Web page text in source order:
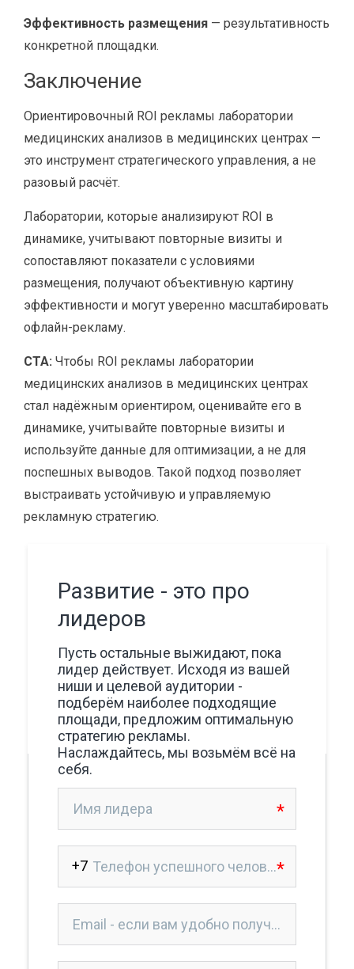
Эффективность размещения — результативность
конкретной площадки.
Заключение
Ориентировочный ROI рекламы лаборатории
медицинских анализов в медицинских центрах —
это инструмент стратегического управления, а не
разовый расчёт.
Лаборатории, которые анализируют ROI в
динамике, учитывают повторные визиты и
сопоставляют показатели с условиями
размещения, получают объективную картину
эффективности и могут уверенно масштабировать
офлайн-рекламу.
CTA: Чтобы ROI рекламы лаборатории
медицинских анализов в медицинских центрах
стал надёжным ориентиром, оценивайте его в
динамике, учитывайте повторные визиты и
используйте данные для оптимизации, а не для
поспешных выводов. Такой подход позволяет
выстраивать устойчивую и управляемую
рекламную стратегию.